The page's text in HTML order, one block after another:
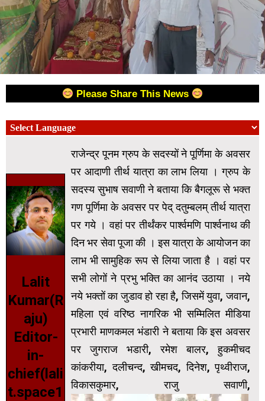
Please Share This News
Lalit
Kumar(R
aju)
Editor-
in-
chief(lali
t.space1
राजेन्द्र पूनम ग्रुप के सदस्यों ने पूर्णिमा के अवसर
पर आदाणी तीर्थ यात्रा का लाभ लिया । ग्रुप के
सदस्य सुभाष सवाणी ने बताया कि बैगलूरू से भक्त
गण पूर्णिमा के अवसर पर पेद् दतुम्बलम् तीर्थ यात्रा
पर गये । वहां पर तीर्थंकर पार्श्वमणि पार्श्वनाथ की
दिन भर सेवा पूजा की । इस यात्रा के आयोजन का
लाभ भी सामुहिक रूप से लिया जाता है । वहां पर
सभी लोगों ने प्रभु भक्ति का आनंद उठाया । नये
नये भक्तों का जुडाव हो रहा है, जिसमें युवा, जवान,
महिला एवं वरिष्ठ नागरिक भी सम्मिलित मीडिया
प्रभारी माणकमल भंडारी ने बताया कि इस अवसर
पर जुगराज भडारी, रमेश बालर, हुकमीचद
कांकरीया, दलीचन्द, खीमचद, दिनेश, पृथ्वीराज,
विकासकुमार, राजु सवाणी,